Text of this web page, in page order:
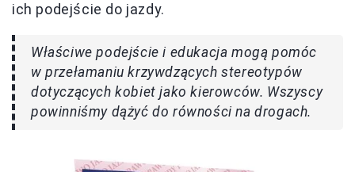
ich podejście do jazdy.
Właściwe podejście i edukacja mogą pomóc
w przełamaniu krzywdzących stereotypów
dotyczących kobiet jako kierowców. Wszyscy
powinniśmy dążyć do równości na drogach.